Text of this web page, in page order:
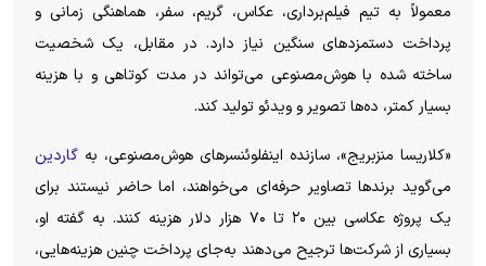
معمولاً به تیم فیلم‌برداری، عکاس، گریم، سفر، هماهنگی زمانی و
پرداخت دستمزد‌های سنگین نیاز دارد. در مقابل، یک شخصیت
ساخته شده با هوش‌مصنوعی می‌تواند در مدت کوتاهی و با هزینه
بسیار کمتر، ده‌ها تصویر و ویدئو تولید کند.
«کلاریسا منزبریج»، سازنده اینفلوئنسر‌های هوش‌مصنوعی، به گاردین
می‌گوید برند‌ها تصاویر حرفه‌ای می‌خواهند، اما حاضر نیستند برای
یک پروژه عکاسی بین ۲۰ تا ۷۰ هزار دلار هزینه کنند. به گفته او،
بسیاری از شرکت‌ها ترجیح می‌دهند به‌جای پرداخت چنین هزینه‌هایی،